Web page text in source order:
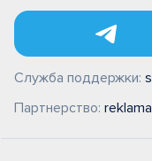
Служба поддержки:
Партнерство: